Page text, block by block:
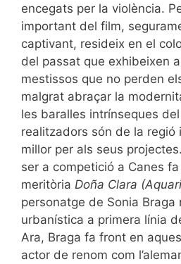
encegats per la violència.
important del film,
captivant, resideix en el
del passat que exhibeixen
mestissos que no perden
malgrat abraçar la
les baralles intrínseques
realitzadors són de la regió
millor per als seus
ser a competició a Canes
meritòria Doña Clara
personatge de Sonia Braga
urbanística a primera línia
Ara, Braga fa front en
actor de renom com